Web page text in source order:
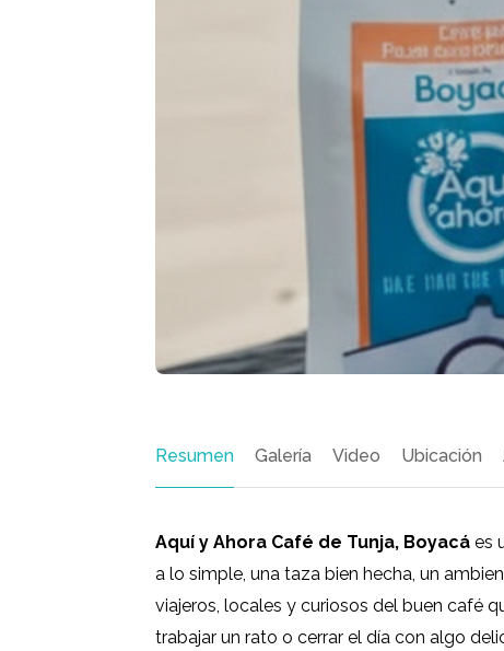
Resumen Galería Video Ubicación
Aquí y Ahora Café de Tunja, Boyacá es
a lo simple, una taza bien hecha, un
viajeros, locales y curiosos del buen café
trabajar un rato o cerrar el día con algo